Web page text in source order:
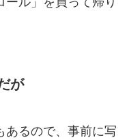
が
あるので、事前に写